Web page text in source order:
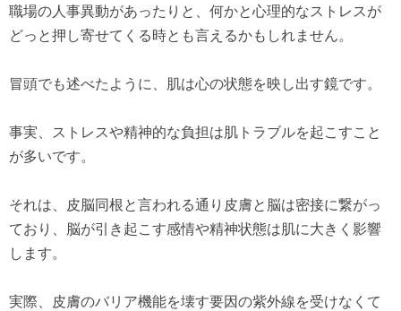
職場の人事異動があったりと、何かと心理的なストレスが
どっと押し寄せてくる時とも言えるかもしれません。
冒頭でも述べたように、肌は心の状態を映し出す鏡です。
事実、ストレスや精神的な負担は肌トラブルを起こすこと
が多いです。
それは、皮脳同根と言われる通り皮膚と脳は密接に繋がっ
ており、脳が引き起こす感情や精神状態は肌に大きく影響
します。
実際、皮膚のバリア機能を壊す要因の紫外線を受けなくて